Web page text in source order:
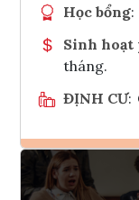
Học bổng:
Sinh hoạt
tháng.
ĐỊNH CƯ: